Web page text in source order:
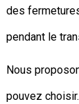
des
pendant le
Nous
pouvez choisir.